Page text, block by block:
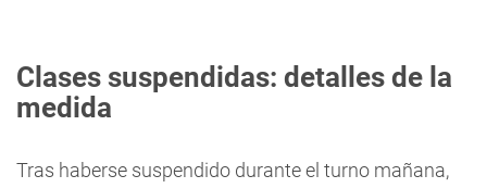
Clases suspendidas: detalles de la
medida
Tras haberse suspendido durante el turno mañana,